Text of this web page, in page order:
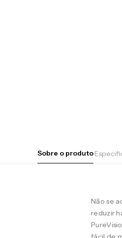
Sobre o produto
Não se
reduzir